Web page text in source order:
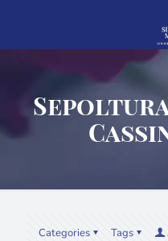
Categories Tags